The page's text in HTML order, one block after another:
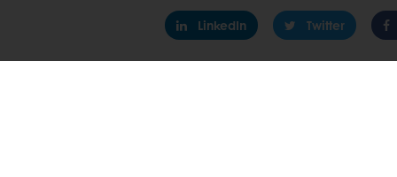
LinkedIn Twitter